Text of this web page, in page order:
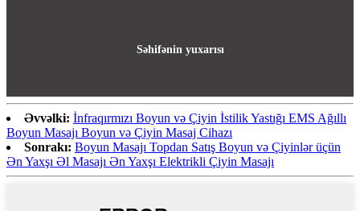
Səhifənin yuxarısı
Əvvəlki: İnfraqırmızı Boyun və Çiyin İstilik Yastığı EMS Ağıllı
Boyun Masajı Boyun və Çiyin Masaj Cihazı
Sonrakı: Boyun Masajı Topdan Satış Boyun və Çiyinlər üçün
Ən Yaxşı Əl Masajı Ən Yaxşı Elektrikli Çiyin Masajı